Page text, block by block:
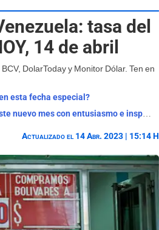
tasa del
14 de abril
DolarToday y Monitor Dólar. Ten en
esta fecha especial?
¡Bienvenido, agosto 2026! Las mejores frases para iniciar este nuevo mes con entusiasmo e inspiración
Actualizado el 14 Abr. 2023 | 15:14 H